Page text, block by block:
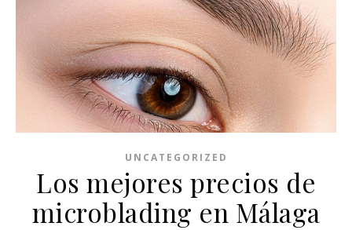
UNCATEGORIZED
Los mejores precios de
microblading en Málaga